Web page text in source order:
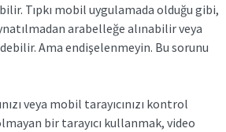
Tıpkı mobil uygulamada olduğu gibi,
arabelleğe alınabilir veya
Ama endişelenmeyin. Bu sorunu
veya mobil tarayıcınızı kontrol
bir tarayıcı kullanmak, video